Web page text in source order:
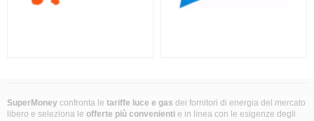
SuperMoney confronta le tariffe luce e gas dei fornitori di energia del mercato
libero e seleziona le offerte più convenienti e in linea con le esigenze degli